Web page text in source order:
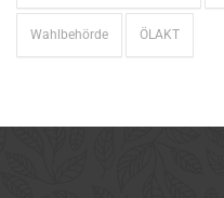
Wahlbehörde ÖLAKT